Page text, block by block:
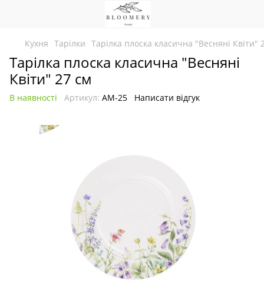
Кухня Тарілки Тарілка плоска класична "Весняні Квіти"
Тарілка плоска класична "Весняні
Квіти" 27 см
В наявності Артикул: АМ-25 Написати відгук